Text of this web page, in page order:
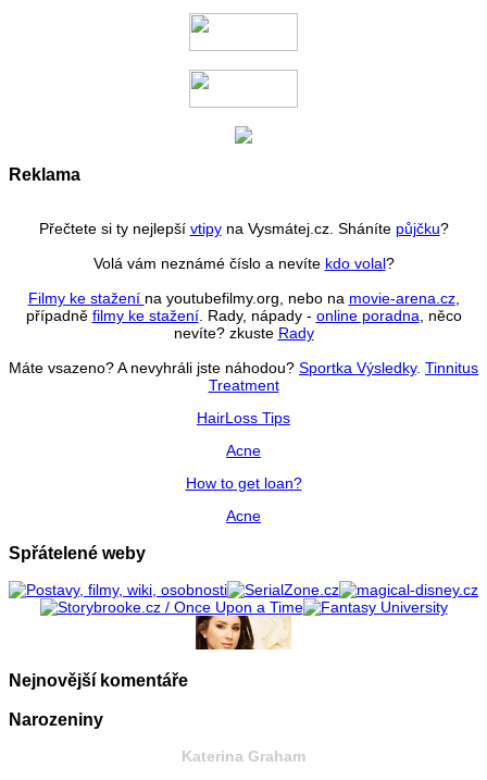
Reklama
Přečtete si ty nejlepší vtipyna Vysmátej.cz. Sháníte půjčku?
Volá vám neznámé číslo a nevíte kdo volal?
Filmy ke stažení na youtubefilmy.org, nebo na movie-arena.cz,
případně filmy ke stažení. Rady, nápady - online poradna, něco
nevíte? zkuste Rady
Máte vsazeno? A nevyhráli jste náhodou? Sportka Výsledky. Tinnitus
Treatment
HairLoss Tips
Acne
How to get loan?
Acne
Spřátelené weby
Nejnovější komentáře
Narozeniny
Katerina Graham